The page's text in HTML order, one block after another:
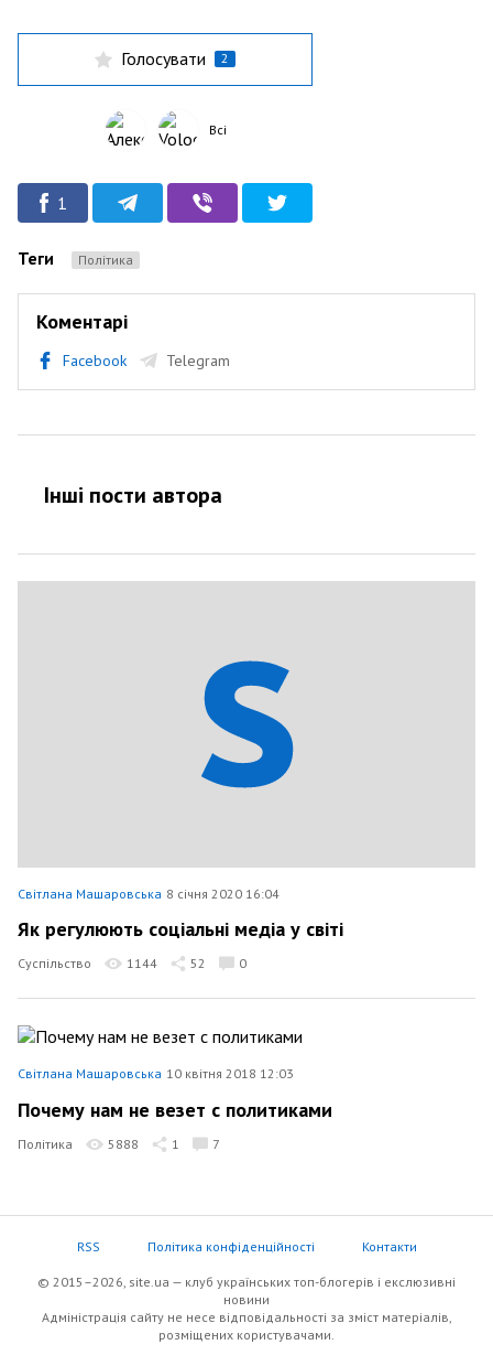
Голосувати 2
Всі
1
Теги Політика
Коментарі
Facebook Telegram
Інші пости автора
Світлана Машаровська 8 січня 2020 16:04
Як регулюють соціальні медіа у світі
Суспільство 1144 52 0
Світлана Машаровська 10 квітня 2018 12:03
Почему нам не везет с политиками
Політика 5888 1 7
RSS Політика конфіденційності Контакти
© 2015–2026, site.ua — клуб українських топ-блогерів i екслюзивнi
новини
Адміністрація сайту не несе відповідальності за зміст матеріалів,
розміщених користувачами.